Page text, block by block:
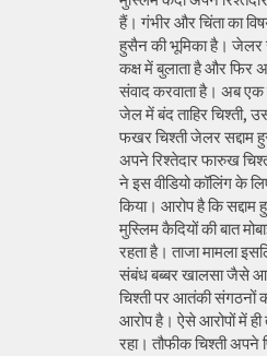
हैं। गंभीर और चिंता का
हुसैन की भूमिका है। जेलर
कक्ष में बुलाता है और फिर
संवाद करवाता है। अब एक
जेल में बंद ताहिर चिश्ती,
फखर चिश्ती जेलर
अपने रिश्तेदार फारुख
ने इस वीडियो कॉलिंग के
किया। आरोप है कि
मुस्लिम कैदियों की बात
रहता है। ताजा मामला
संबंध बब्बर खालसा जैसे
चिश्ती पर आतंकी संगठनों
आरोप है। ऐसे आरोपों में
रहा। तौफीक चिश्ती अपने